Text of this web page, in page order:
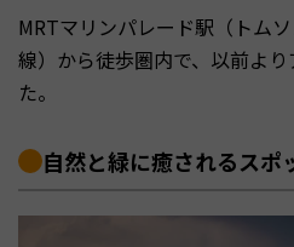
MRTマリンパレード駅（トム
線）から徒歩圏内で、以前よ
た。
自然と緑に癒されるスポ